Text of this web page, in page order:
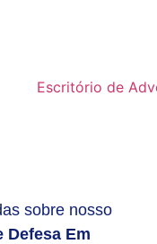
sobre nosso
Defesa Em